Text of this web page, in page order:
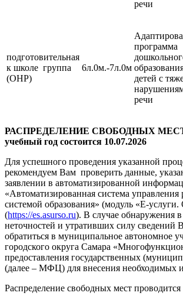
речи
подготовительная
к школе группа
(ОНР)
6л.0м.-7л.0м
программа
детей с
речи
РАСПРЕДЕЛЕНИЕ СВОБОДНЫХ МЕСТ
учебный год состоится 10.07.2026
Для успешного проведения указанной
рекомендуем Вам проверить данные,
заявлении в автоматизированной
«Автоматизированная система управления
системой образования» (модуль «Е-услуги.
(https://es.asurso.ru). В случае обнаружения в
неточностей и утративших силу сведений
обратиться в муниципальное автономное
городского округа Самара
предоставления государственных
(далее – МФЦ) для внесения необходимых
Распределение свободных мест проводится